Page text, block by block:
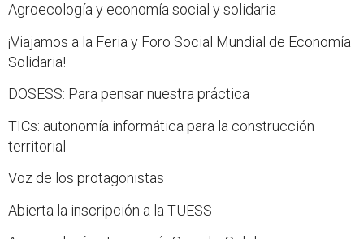
Agroecología y economía social y solidaria
¡Viajamos a la Feria y Foro Social Mundial de Economía
Solidaria!
DOSESS: Para pensar nuestra práctica
TICs: autonomía informática para la construcción
territorial
Voz de los protagonistas
Abierta la inscripción a la TUESS